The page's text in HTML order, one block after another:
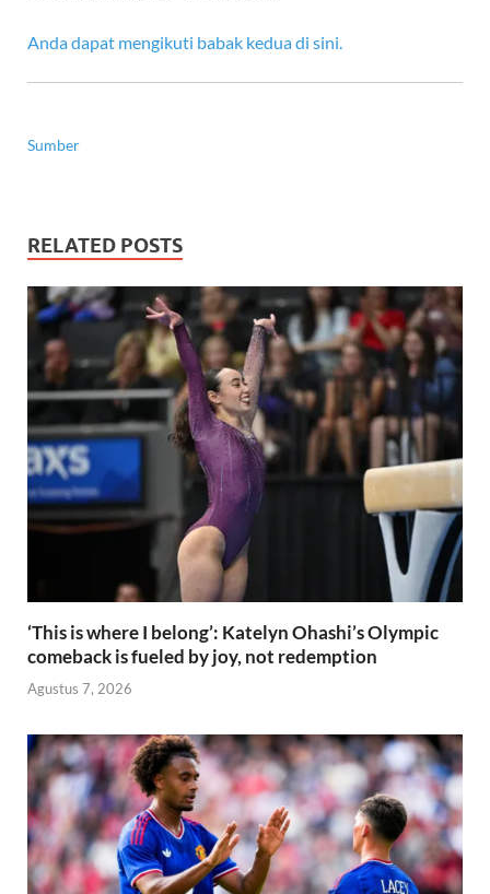
Anda dapat mengikuti babak kedua di sini.
Sumber
RELATED POSTS
‘This is where I belong’: Katelyn Ohashi’s Olympic
comeback is fueled by joy, not redemption
Agustus 7, 2026